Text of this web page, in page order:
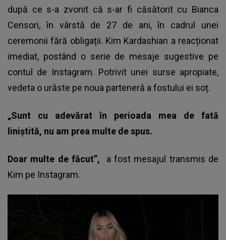
după ce s-a zvonit că s-ar fi căsătorit cu Bianca
Censori, în vârstă de 27 de ani, în cadrul unei
ceremonii fără obligații. Kim Kardashian a reacționat
imediat, postând o serie de mesaje sugestive pe
contul de Instagram. Potrivit unei surse apropiate,
vedeta o urăste pe noua parteneră a fostului ei soț.
„Sunt cu adevărat în perioada mea de fată
liniștită, nu am prea multe de spus.
Doar multe de făcut”, a fost mesajul transmis de
Kim pe Instagram.